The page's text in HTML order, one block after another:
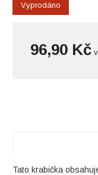
Vyprodáno
96,90 Kč
Tato krabička